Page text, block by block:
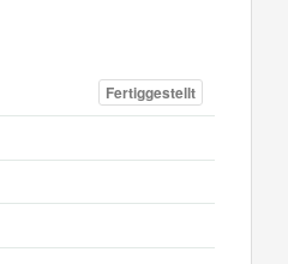
Fertiggestellt